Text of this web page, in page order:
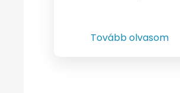
Tovább olvasom